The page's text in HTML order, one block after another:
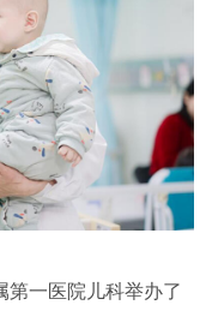
第一医院儿科举办了